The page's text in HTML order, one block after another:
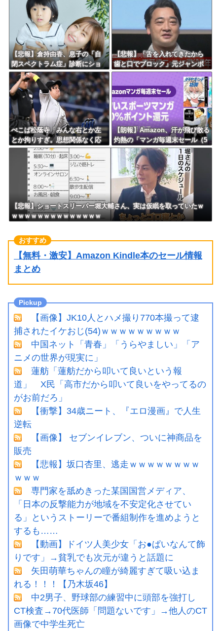
【悲報】倉持由香、息子の「自
閉スペクトラム症」診断にショ
ックで涙… 見逃していた乳幼児
期のサインとは？
【悲報】「舌を入れてきたから
歯と口でブロック」元ジャンポ
ケ斉藤の不同意性交公判
ぺこぱ松蔭寺「みんな右とか左
とか拘りすぎ。思想関係なく応
援しようよ」
【朗報】Amazon、汗が飛び散る
灼熱の「マンガ毎週末セール（5
0%還元）」を開催ｗｗｗｗｗｗ
ｗｗｗｗ
【悲報】ショートスリーパー堀大輔さん、実は仮眠を取っていたｗ
ｗｗｗｗｗｗｗｗｗｗｗｗｗｗ
【無料・激安】Amazon Kindle本のセール情報
まとめ
【画像】JK10人とハメ撮り770本撮って逮
捕されたイケおじ(54)ｗｗｗｗｗｗｗｗｗ
中国ネット「青春」「うらやましい」「ア
ニメの世界が現実に」
蓮舫「蓮舫だから叩いて良いという報
道」 X民「高市だから叩いて良いをやってるの
がお前だろ」
【衝撃】34歳ニート、『エロ漫画』で人生
逆転
【画像】 セブンイレブン、ついに神商品を
販売
【悲報】坂口杏里、逃走ｗｗｗｗｗｗｗｗ
ｗｗｗ
専門家を舐めきった某国国営メディア、
「日本の反撃能力が地域を不安定化させてい
る」というストーリーで番組制作を進めようと
するも……
【動画】ドイツ人美少女「お●ぱいなんて飾
りです」→貧乳でも次元が違うと話題に
矢田萌華ちゃんの瞳が綺麗すぎて吸い込ま
れる！！！【乃木坂46】
中2男子、野球部の練習中に頭部を強打し
CT検査→70代医師「問題ないです」→他人のCT
画像で中学生死亡